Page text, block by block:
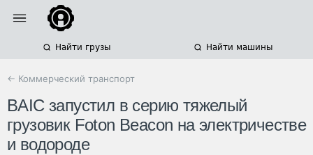
Найти грузы Найти машины
← Коммерческий транспорт
BAIC запустил в серию тяжелый
грузовик Foton Beacon на электричестве
и водороде